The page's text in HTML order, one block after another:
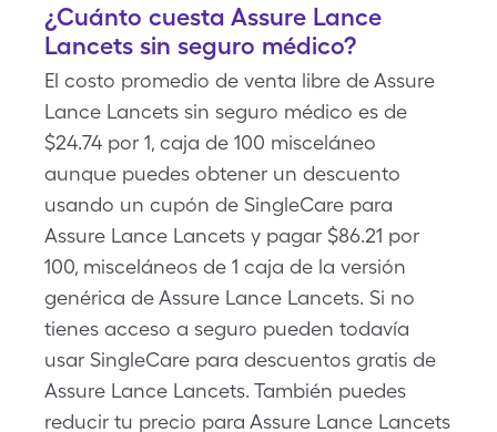
¿Cuánto cuesta Assure Lance
Lancets sin seguro médico?
El costo promedio de venta libre de Assure
Lance Lancets sin seguro médico es de
$24.74 por 1, caja de 100 misceláneo
aunque puedes obtener un descuento
usando un cupón de SingleCare para
Assure Lance Lancets y pagar $86.21 por
100, misceláneos de 1 caja de la versión
genérica de Assure Lance Lancets. Si no
tienes acceso a seguro pueden todavía
usar SingleCare para descuentos gratis de
Assure Lance Lancets. También puedes
reducir tu precio para Assure Lance Lancets